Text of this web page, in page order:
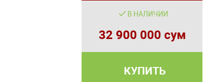
В НАЛИЧИИ
32 900 000 сум
КУПИТЬ